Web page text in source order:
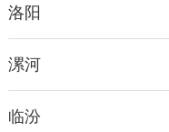
洛阳
漯河
临汾